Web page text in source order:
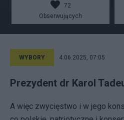
72
Obserwujących
WYBORY 4.06.2025, 07:05
Prezydent dr Karol
A więc zwycięstwo i w jego